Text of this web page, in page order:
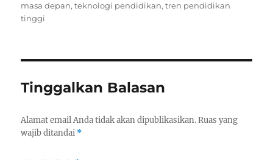
masa depan,teknologi pendidikan,tren pendidikan
tinggi
Tinggalkan Balasan
Alamat email Anda tidak akan dipublikasikan. Ruas yang
wajib ditandai *